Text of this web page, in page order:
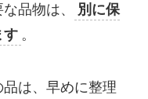
品物は、
別に保
す 。
は、早めに整理